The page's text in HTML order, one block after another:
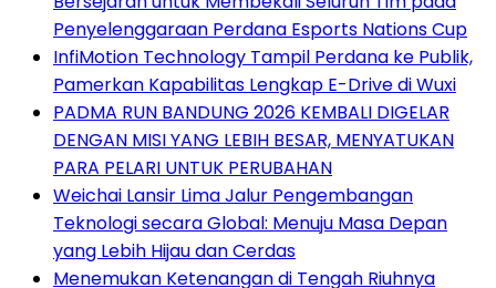
Penyelenggaraan Perdana Esports Nations Cup
InfiMotion Technology Tampil Perdana ke Publik,
Pamerkan Kapabilitas Lengkap E-Drive di Wuxi
PADMA RUN BANDUNG 2026 KEMBALI DIGELAR
DENGAN MISI YANG LEBIH BESAR, MENYATUKAN
PARA PELARI UNTUK PERUBAHAN
Weichai Lansir Lima Jalur Pengembangan
Teknologi secara Global: Menuju Masa Depan
yang Lebih Hijau dan Cerdas
Menemukan Ketenangan di Tengah Riuhnya